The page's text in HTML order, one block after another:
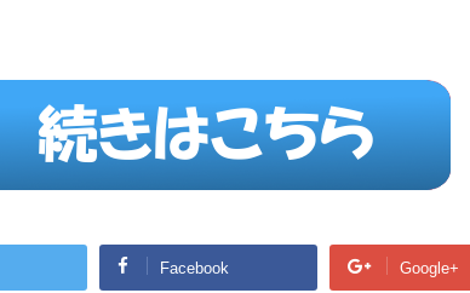
Facebook Google+